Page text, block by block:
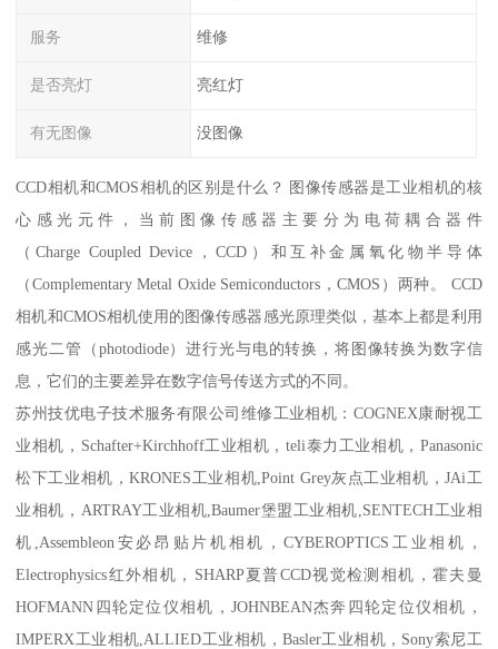
服务 维修
是否亮灯 亮红灯
有无图像 没图像
CCD相机和CMOS相机的区别是什么？ 图像传感器是工业相机的核
心感光元件，当前图像传感器主要分为电荷耦合器件
（Charge Coupled Device，CCD）和互补金属氧化物半导体
（Complementary Metal Oxide Semiconductors，CMOS）两种。 CCD
相机和CMOS相机使用的图像传感器感光原理类似，基本上都是利用
感光二管（photodiode）进行光与电的转换，将图像转换为数字信
息，它们的主要差异在数字信号传送方式的不同。
苏州技优电子技术服务有限公司维修工业相机：COGNEX康耐视工
业相机，Schafter+Kirchhoff工业相机，teli泰力工业相机，Panasonic
松下工业相机，KRONES工业相机,Point Grey灰点工业相机，JAi工
业相机，ARTRAY工业相机,Baumer堡盟工业相机,SENTECH工业相
机,Assembleon安必昂贴片机相机，CYBEROPTICS工业相机，
Electrophysics红外相机，SHARP夏普CCD视觉检测相机，霍夫曼
HOFMANN四轮定位仪相机，JOHNBEAN杰奔四轮定位仪相机，
IMPERX工业相机,ALLIED工业相机，Basler工业相机，Sony索尼工